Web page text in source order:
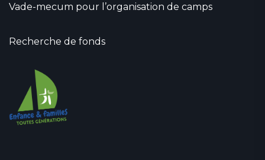
Vade-mecum pour l’organisation de camps
Recherche de fonds